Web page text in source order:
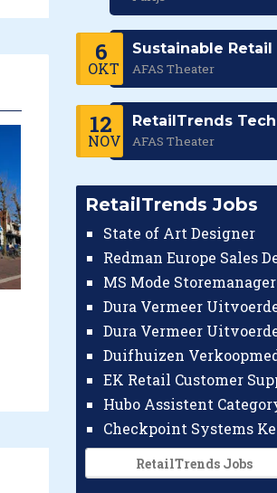
6
OKT
Sustainable Retail
AFAS Theater
12
NOV
RetailTrends Tech
AFAS Theater
RetailTrends Jobs
State of Art Designer
MS Mode Storemanager
RetailTrends Jobs